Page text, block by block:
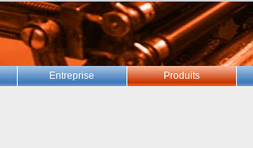
Entreprise Produits